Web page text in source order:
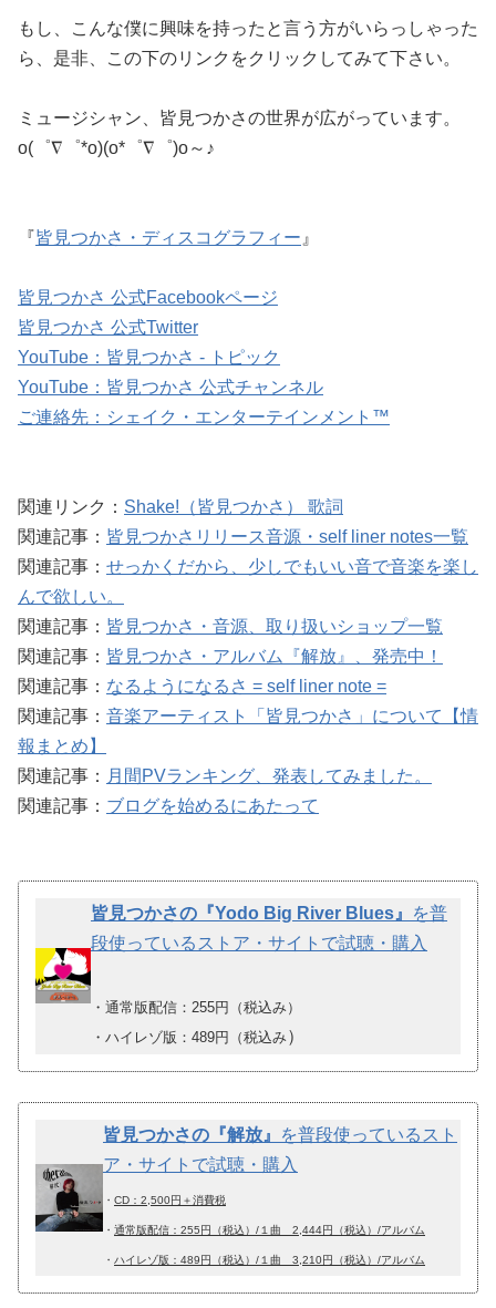
もし、こんな僕に興味を持ったと言う方がいらっしゃった
ら、是非、この下のリンクをクリックしてみて下さい。
ミュージシャン、皆見つかさの世界が広がっています。
o(゜∇゜*o)(o*゜∇゜)o～♪
『皆見つかさ・ディスコグラフィー 』
皆見つかさ 公式Facebookページ
皆見つかさ 公式Twitter
YouTube：皆見つかさ - トピック
YouTube：皆見つかさ 公式チャンネル
ご連絡先：シェイク・エンターテインメント™
関連リンク： Shake!（皆見つかさ） 歌詞
関連記事： 皆見つかさリリース音源・self liner notes一覧
関連記事： せっかくだから、少しでもいい音で音楽を楽し
んで欲しい。
関連記事： 皆見つかさ・音源、取り扱いショップ一覧
関連記事： 皆見つかさ・アルバム『解放』、発売中！
関連記事： なるようになるさ = self liner note =
関連記事： 音楽アーティスト「皆見つかさ」について【情
報まとめ】
関連記事： 月間PVランキング、発表してみました。
関連記事： ブログを始めるにあたって
皆見つかさの『Yodo Big River Blues』
を普
段使っているストア・サイトで試聴・購入
・通常版配信：255円（税込み）
・ハイレゾ版：489円（税込み）
皆見つかさの『解放』
を普段使っているスト
ア・サイトで試聴・購入
・ CD：2,500円＋消費税
・ 通常版配信：255円（税込）/１曲 2,444円（税込）/アルバム
・ ハイレゾ版：489円（税込）/１曲 3,210円（税込）/アルバム